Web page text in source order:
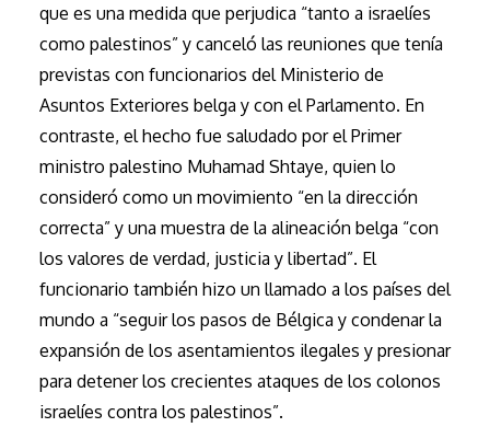
que es una medida que perjudica “tanto a israelíes
como palestinos” y canceló las reuniones que tenía
previstas con funcionarios del Ministerio de
Asuntos Exteriores belga y con el Parlamento. En
contraste, el hecho fue saludado por el Primer
ministro palestino Muhamad Shtaye, quien lo
consideró como un movimiento “en la dirección
correcta” y una muestra de la alineación belga “con
los valores de verdad, justicia y libertad”. El
funcionario también hizo un llamado a los países del
mundo a “seguir los pasos de Bélgica y condenar la
expansión de los asentamientos ilegales y presionar
para detener los crecientes ataques de los colonos
israelíes contra los palestinos”.